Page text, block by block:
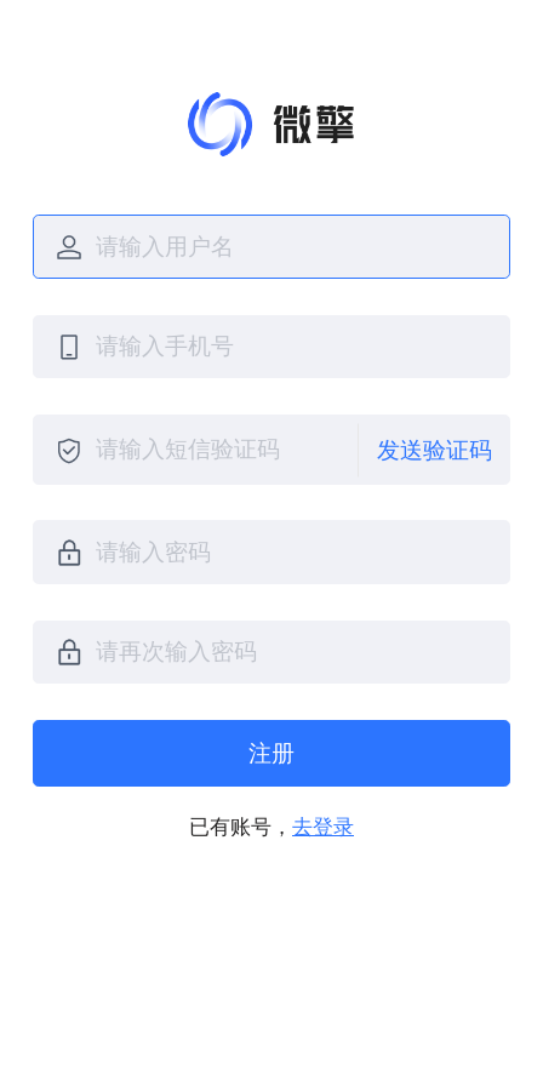
发送验证码
注册
已有账号， 去登录